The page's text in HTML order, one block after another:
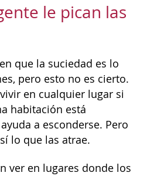
le pican las
que la suciedad es lo
pero esto no es cierto.
en cualquier lugar si
habitación está
a esconderse. Pero
lo que las atrae.
ver en lugares donde los